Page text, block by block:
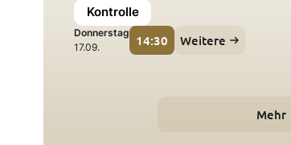
Kontrolle
Donnerstag
17.09.
14:30 Weitere
Mehr